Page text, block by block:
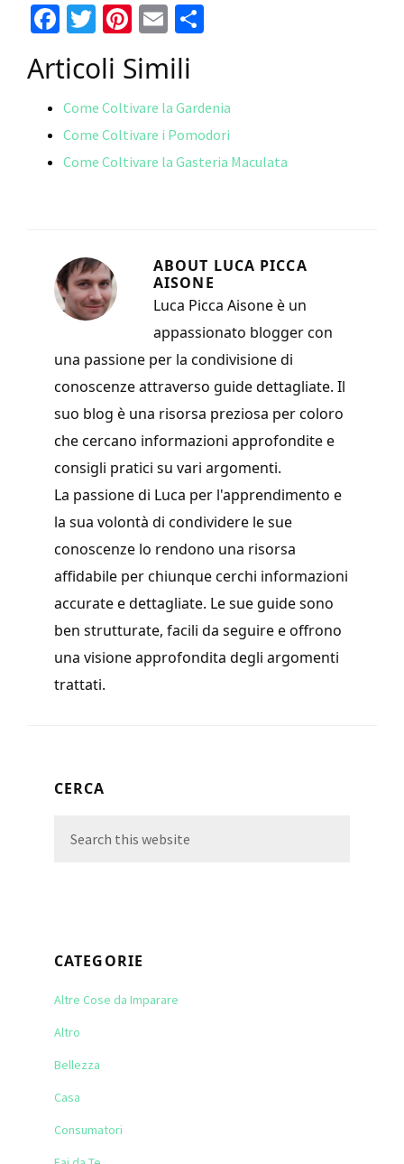
Fa
ce
b
o
o
k
T
wi
tt
er
Pi
nt
er
es
t
E
m
ai
l
di
vi
di
Articoli Simili
Come Coltivare la Gardenia
Come Coltivare i Pomodori
Come Coltivare la Gasteria Maculata
ABOUT LUCA PICCA
AISONE
Luca Picca Aisone è un
appassionato blogger con
una passione per la condivisione di
conoscenze attraverso guide dettagliate. Il
suo blog è una risorsa preziosa per coloro
che cercano informazioni approfondite e
consigli pratici su vari argomenti.
La passione di Luca per l'apprendimento e
la sua volontà di condividere le sue
conoscenze lo rendono una risorsa
affidabile per chiunque cerchi informazioni
accurate e dettagliate. Le sue guide sono
ben strutturate, facili da seguire e offrono
una visione approfondita degli argomenti
trattati.
Primary
CERCA
this
CATEGORIE
Altre Cose da Imparare
Altro
Bellezza
Casa
Consumatori